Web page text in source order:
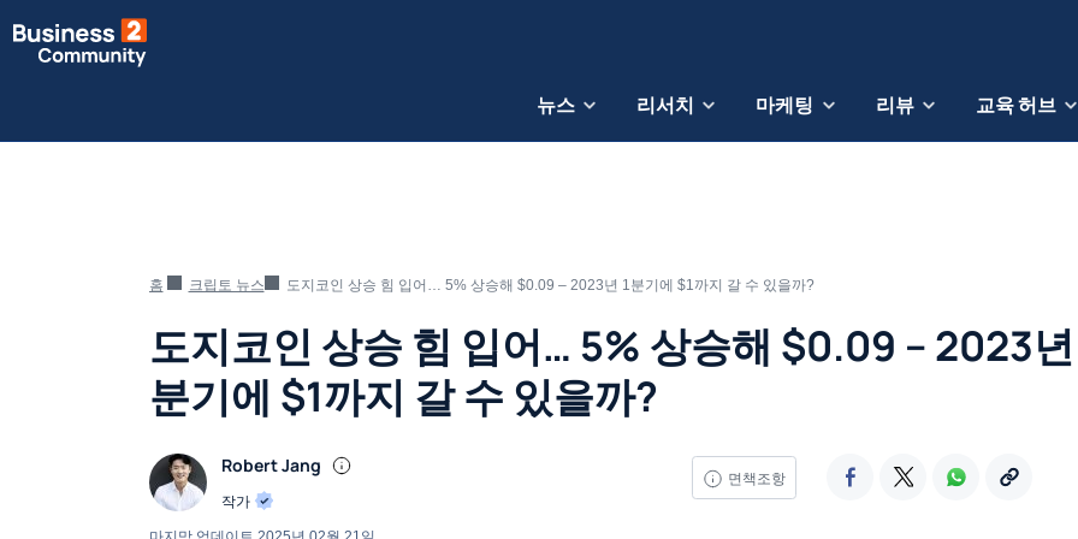
뉴스 리서치 마케팅 리뷰 교육 허브
홈 크립토 뉴스 도지코인 상승 힘 입어… 5% 상승해 $0.09 – 2023년 1분기에 $1까지 갈 수 있을까?
도지코인 상승 힘 입어… 5% 상승해 $0.09 – 2023년
분기에 $1까지 갈 수 있을까?
Robert Jang
작가
면책조항